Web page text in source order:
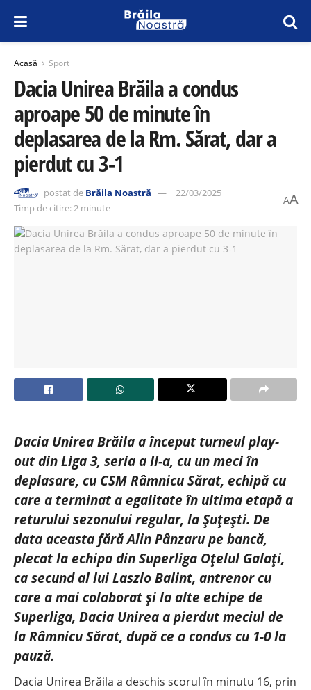
Acasă Sport
Dacia Unirea Brăila a condus
aproape 50 de minute în
deplasarea de la Rm. Sărat, dar a
pierdut cu 3-1
postat de Brăila Noastră
22/03/2025
Timp de citire: 2 minute
AA
Dacia Unirea Brăila a început turneul play-
out din Liga 3, seria a II-a, cu un meci în
deplasare, cu CSM Râmnicu Sărat, echipă cu
care a terminat a egalitate în ultima etapă a
returului sezonului regular, la Șuțești. De
data aceasta fără Alin Pânzaru pe bancă,
plecat la echipa din Superliga Oțelul Galați,
ca secund al lui Laszlo Balint, antrenor cu
care a mai colaborat și la alte echipe de
Superliga, Dacia Unirea a pierdut meciul de
la Râmnicu Sărat, după ce a condus cu 1-0 la
pauză.
Dacia Unirea Brăila a deschis scorul în minutu 16, prin